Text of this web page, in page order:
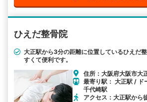
ひえだ整骨院
大正駅から3分の距離に位置しているひえだ
すくて便利です。
住所：大阪府大阪市大
最寄り駅： 大正駅 / ド
千代崎駅
アクセス：大正駅から